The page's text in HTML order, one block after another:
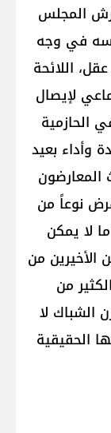
المجلس
من نفسه في وجه
اللائحة
لإيصال
الحازمية
وأداء بعيد
المعارضون
نوعاً من
لا يمكن
الأخيرين من
من
الشباك لا
الحقيقية